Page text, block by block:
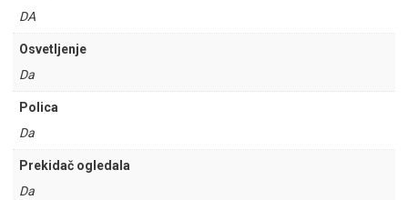
DA
Osvetljenje
Da
Polica
Da
Prekidač ogledala
Da